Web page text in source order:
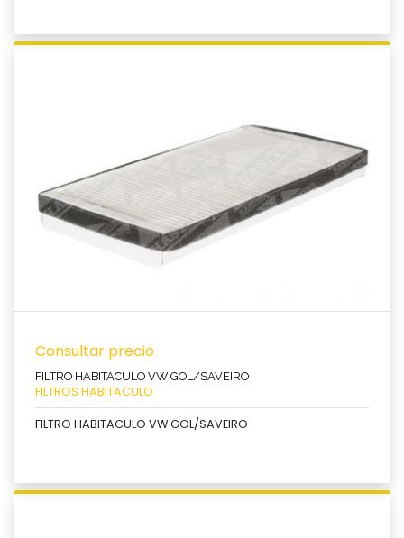
Ver producto
Consultar precio
FILTRO HABITACULO VW GOL/SAVEIRO
FILTROS HABITACULO
FILTRO HABITACULO VW GOL/SAVEIRO